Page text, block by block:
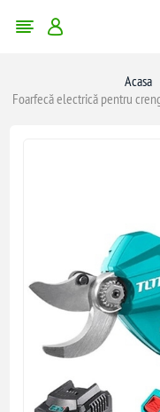
Acasa
Foarfecă electrică pentru